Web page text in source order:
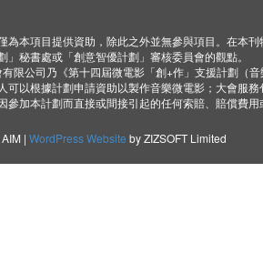
為本項目提供資助，除此之外並無參與項目。在本
秘書處或「創意智優計劃」審核委員會的觀點。
限公司乃《第十四屆微電影「創+作」支援計劃（
可以根據計劃申請資助以製作音樂微電影；大會服
加本計劃而直接或間接引起的任何索賠、賠償費用
| WordPress Website by ZIZSOFT Limited